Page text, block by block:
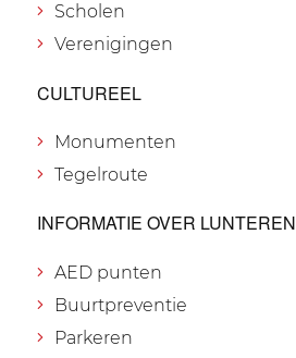
Scholen
Verenigingen
CULTUREEL
Monumenten
Tegelroute
INFORMATIE OVER LUNTEREN
AED punten
Buurtpreventie
Parkeren